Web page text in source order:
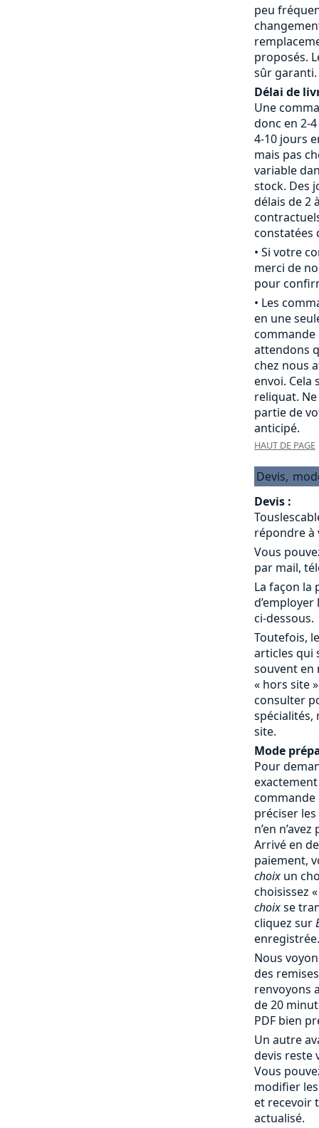
peu
proposés.
sûr garanti.
Délai de
Une
donc en 2-
4-10 jours
mais pas
variable
stock. Des
délais de 2
constatées
• Si votre
merci de
pour
• Les
en une
attendons
chez nous
envoi. Cela
reliquat.
partie de
anticipé.
HAUT DE PAGE
Devis,
Devis :
répondre à
Vous
par mail,
La façon la
ci-dessous.
Toutefois,
articles qui
souvent en
« hors site
consulter
spécialités,
site.
Mode
Pour
commande
préciser
n’en
Arrivé en
paiement,
choix un
choisissez
choixse
cliquez sur
enregistrée.
Nous
des
renvoyons
de 20
PDF bien
Un autre
devis reste
Vous
modifier
et recevoir
actualisé.